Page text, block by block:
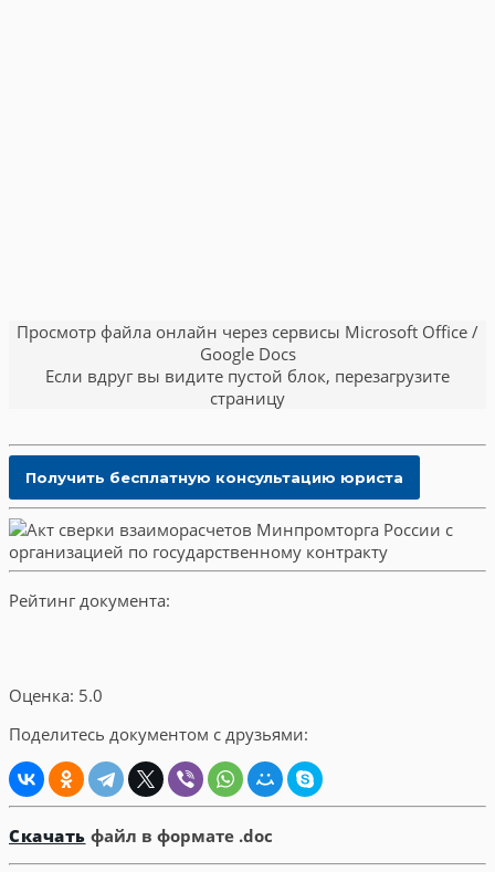
Просмотр файла онлайн через сервисы Microsoft Office /
Google Docs
Если вдруг вы видите пустой блок, перезагрузите
страницу
Рейтинг документа:
Оценка: 5.0
Поделитесь документом с друзьями:
Скачать файл в формате .doc